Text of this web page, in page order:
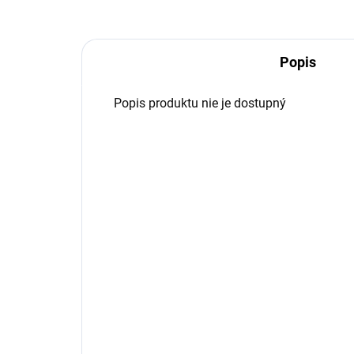
Popis
Popis produktu nie je dostupný